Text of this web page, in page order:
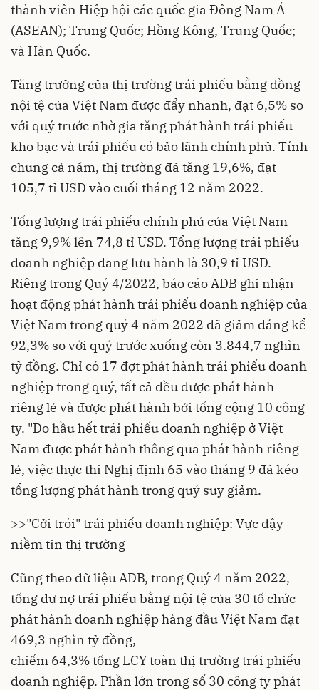
thành viên Hiệp hội các quốc gia Đông Nam Á
(ASEAN); Trung Quốc; Hồng Kông, Trung Quốc;
và Hàn Quốc.
Tăng trưởng của thị trường trái phiếu bằng đồng
nội tệ của Việt Nam được đẩy nhanh, đạt 6,5% so
với quý trước nhờ gia tăng phát hành trái phiếu
kho bạc và trái phiếu có bảo lãnh chính phủ. Tính
chung cả năm, thị trường đã tăng 19,6%, đạt
105,7 tỉ USD vào cuối tháng 12 năm 2022.
Tổng lượng trái phiếu chính phủ của Việt Nam
tăng 9,9% lên 74,8 tỉ USD. Tổng lượngtrái phiếu
doanh nghiệp đang lưu hành là 30,9 tỉ USD.
Riêng trong Quý 4/2022, báo cáo ADB ghi nhận
hoạt động phát hành trái phiếu doanh nghiệp của
Việt Nam trong quý 4 năm 2022 đã giảm đáng kể
92,3% so với quý trước xuống còn 3.844,7 nghìn
tỷ đồng. Chỉ có 17 đợt phát hành trái phiếu doanh
nghiệp trong quý, tất cả đều được phát hành
riêng lẻ và được phát hành bởi tổng cộng 10 công
ty. "Do hầu hết trái phiếu doanh nghiệp ở Việt
Nam được phát hành thông qua phát hành riêng
lẻ, việc thực thi Nghị định 65 vào tháng 9 đã kéo
tổng lượng phát hành trong quý suy giảm.
>>"Cởi trói" trái phiếu doanh nghiệp: Vực dậy
niềm tin thị trường
Cũng theo dữ liệu ADB, trong Quý 4 năm 2022,
tổng dư nợ trái phiếu bằng nội tệ của 30 tổ chức
phát hành doanh nghiệp hàng đầu Việt Nam đạt
469,3 nghìn tỷ đồng,
chiếm 64,3% tổng LCY toàn thị trường trái phiếu
doanh nghiệp. Phần lớn trong số 30 công ty phát